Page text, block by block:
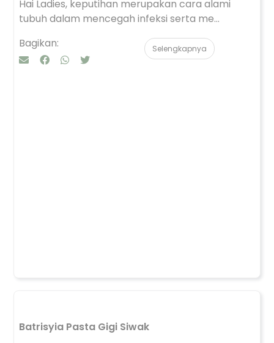
Hai Ladies, keputihan merupakan cara alami
tubuh dalam mencegah infeksi serta me...
Bagikan:
Selengkapnya
Batrisyia Pasta Gigi Siwak